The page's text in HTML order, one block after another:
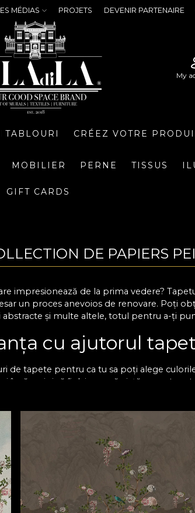
MÉDIAS PROJETS DEVENIR PARTENAIRE
TABLOURI CRÉEZ VOTRE
MOBILIER PERNE TISSUS
GIFT CARDS
DE PAPIERS
impresionează de la prima vedere?
un proces anevoios de renovare. Poți
și multe altele, totul pentru a-ți
cu ajutorul
de tapete pentru ca tu sa poți alege
încăperi și să îi dai o nouă viață cu un
transforma într-un loc în care vei dori să îți
living, baie, bucătărie, hol și nu numai,
ci și pentru magazine, business-
între design atractiv și funcționalitate, iar
și confort. Tapetul pentru perete
la umezeală, dar și o întreținere facilă.
pe